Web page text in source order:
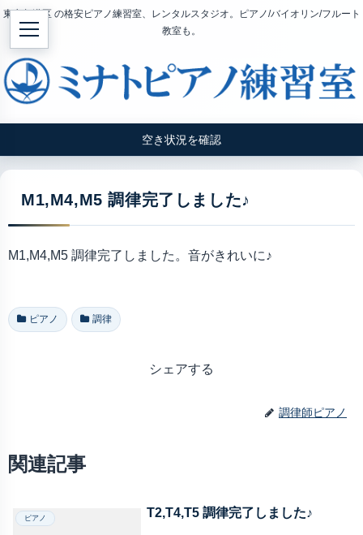
東京都港区 の格安ピアノ練習室、レンタルスタジオ。ピアノ/バイオリン/フルート
教室も。
空き状況を確認
M1,M4,M5 調律完了しました♪
M1,M4,M5 調律完了しました。音がきれいに♪
ピアノ 調律
シェアする
調律師ピアノ
関連記事
ピアノ T2,T4,T5 調律完了しました♪